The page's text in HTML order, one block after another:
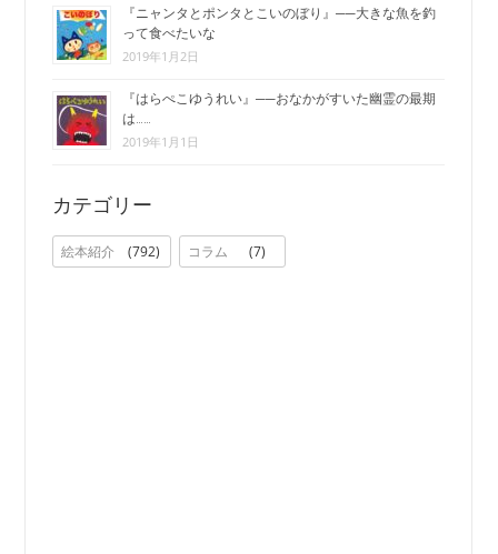
『ニャンタとポンタとこいのぼり』──大きな魚を釣
って食べたいな
2019年1月2日
『はらぺこゆうれい』──おなかがすいた幽霊の最期
は……
2019年1月1日
カテゴリー
絵本紹介 792 コラム 7